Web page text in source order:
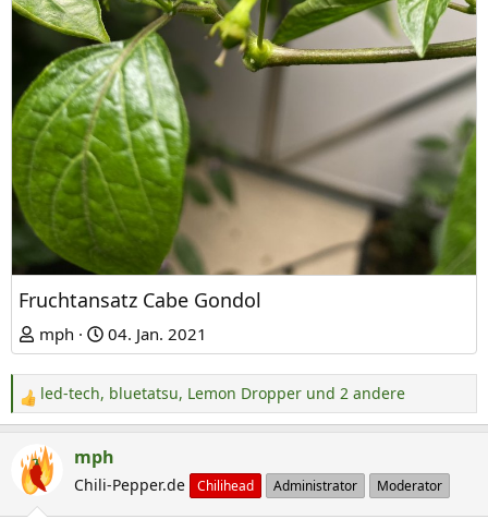
Fruchtansatz Cabe Gondol
mph 04. Jan. 2021
R
e
a
k
led-tech, bluetatsu, Lemon Dropper und 2 andere
mph
Chili-Pepper.de Chilihead Administrator Moderator